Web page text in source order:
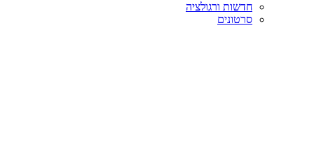
חדשות ורגולציה
סרטונים